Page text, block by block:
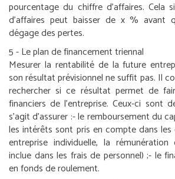
pourcentage du chiffre d’affaires. Cela
d’affaires peut baisser de x % avant
dégage des pertes.
5 - Le plan de financement triennal
Mesurer la rentabilité de la future
son résultat prévisionnel ne suffit pas. Il
rechercher si ce résultat permet de
financiers de l’entreprise. Ceux-ci sont
s’agit d’assurer :- le remboursement du
les intérêts sont pris en compte dans les
entreprise individuelle, la rémunération
inclue dans les frais de personnel) ;- le
en fonds de roulement.